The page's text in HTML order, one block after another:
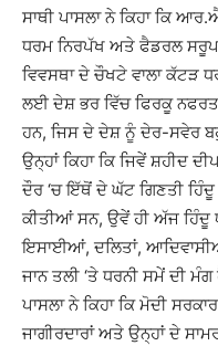
ਸਾਥੀ ਪਾਸਲਾ ਨੇ ਕਿਹਾ ਕਿ
ਧਰਮ ਨਿਰਪੱਖ ਅਤੇ ਫੈਡਰਲ
ਵਿਵਸਥਾ ਦੇ ਚੌਖਟੇ ਵਾਲਾ ਕੱਟੜ
ਲਈ ਦੇਸ਼ ਭਰ ਵਿੱਚ ਫਿਰਕੂ
ਹਨ, ਜਿਸ ਦੇ ਦੇਸ਼ ਨੂੰ ਦੇਰ-ਸਵੇਰ
ਉਨ੍ਹਾਂ ਕਿਹਾ ਕਿ ਜਿਵੇਂ ਸ਼ਹੀਦ
ਦੌਰ ‘ਚ ਇੱਥੋਂ ਦੇ ਘੱਟ ਗਿਣਤੀ ਹਿੰਦੂ
ਕੀਤੀਆਂ ਸਨ, ਉਵੇਂ ਹੀ ਅੱਜ ਹਿੰਦੂ
ਇਸਾਈਆਂ, ਦਲਿਤਾਂ,
ਜਾਨ ਤਲੀ ‘ਤੇ ਧਰਨੀ ਸਮੇਂ ਦੀ ਮੰਗ
ਪਾਸਲਾ ਨੇ ਕਿਹਾ ਕਿ ਮੋਦੀ
ਜਾਗੀਰਦਾਰਾਂ ਅਤੇ ਉਨ੍ਹਾਂ ਦੇ